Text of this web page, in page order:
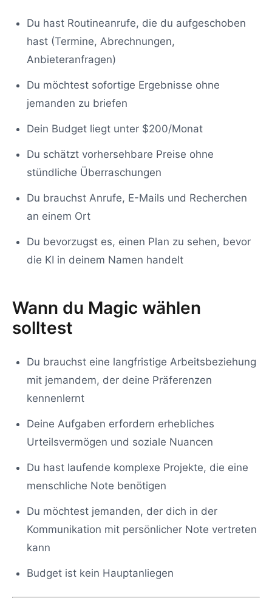
Du hast Routineanrufe, die du aufgeschoben
hast (Termine, Abrechnungen,
Anbieteranfragen)
Du möchtest sofortige Ergebnisse ohne
jemanden zu briefen
Dein Budget liegt unter $200/Monat
Du schätzt vorhersehbare Preise ohne
stündliche Überraschungen
Du brauchst Anrufe, E-Mails und Recherchen
an einem Ort
Du bevorzugst es, einen Plan zu sehen, bevor
die KI in deinem Namen handelt
Wann du Magic wählen
solltest
Du brauchst eine langfristige Arbeitsbeziehung
mit jemandem, der deine Präferenzen
kennenlernt
Deine Aufgaben erfordern erhebliches
Urteilsvermögen und soziale Nuancen
Du hast laufende komplexe Projekte, die eine
menschliche Note benötigen
Du möchtest jemanden, der dich in der
Kommunikation mit persönlicher Note vertreten
kann
Budget ist kein Hauptanliegen